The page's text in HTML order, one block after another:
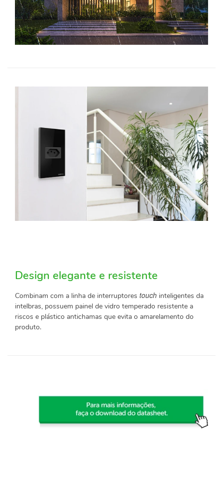
Design elegante e resistente
Combinam com a linha de interruptores touch inteligentes da
intelbras, possuem painel de vidro temperado resistente a
riscos e plástico antichamas que evita o amarelamento do
produto.